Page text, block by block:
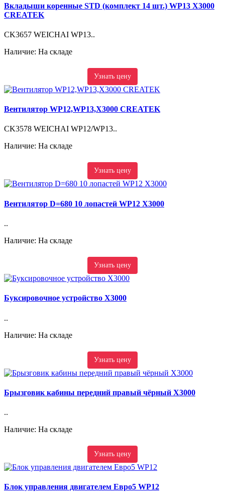
Вкладыши коренные STD (комплект 14 шт.) WP13 X3000
CREATEK
CK3657 WEICHAI WP13..
Наличие: На складе
Узнать цену
Вентилятор WP12,WP13,X3000 CREATEK
CK3578 WEICHAI WP12/WP13..
Наличие: На складе
Узнать цену
Вентилятор D=680 10 лопастей WP12 X3000
..
Наличие: На складе
Узнать цену
Буксировочное устройство X3000
..
Наличие: На складе
Узнать цену
Брызговик кабины передний правый чёрный X3000
..
Наличие: На складе
Узнать цену
Блок управления двигателем Евро5 WP12